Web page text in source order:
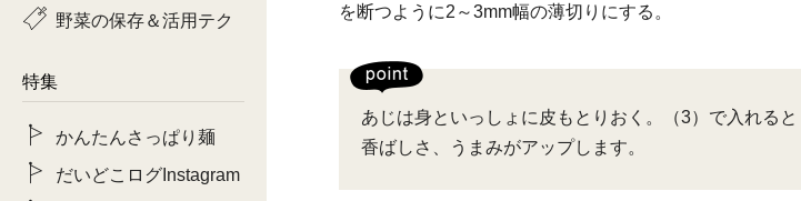
を断つように2～3mm幅の薄切りにする。
あじは身といっしょに皮もとりおく。（3）で入れると
香ばしさ、うまみがアップします。
野菜の保存＆活用テク
特集
かんたんさっぱり麺
だいどこログInstagram